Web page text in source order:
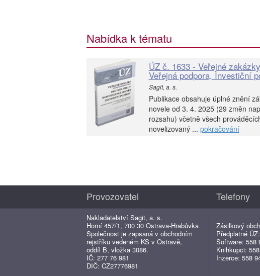
Nabídka k tématu
ÚZ č. 1633 - Veřejné
Veřejná podpora, Investiční
Sagit, a. s.
Publikace obsahuje úplné znění
novele od 3. 4. 2025 (29 změn
rozsahu) včetně všech
novelizovaný ... pokračování
Provozovatel
Nakladatelství Sagit, a. s.
Horní 457/1, 700 30 Ostrava-Hrabůvka
Společnost je zapsaná v obchodním
rejstříku vedeném KS v Ostravě,
oddíl B, vložka 3086.
IČ: 277 76 981
DIČ: CZ27776981
Telefony
Zásilkový
Předplatné
Software: 558
Knihkupci:
Inzerce: 558